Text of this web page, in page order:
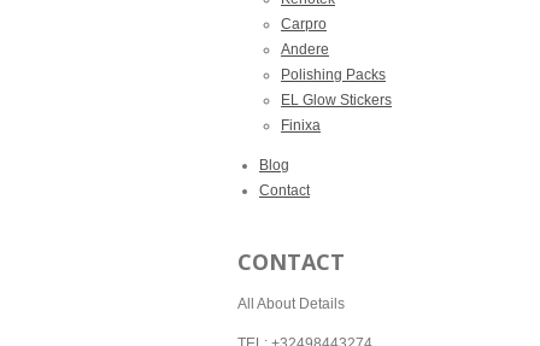
Carpro
Andere
Polishing Packs
EL Glow Stickers
Finixa
Blog
Contact
CONTACT
All About Details